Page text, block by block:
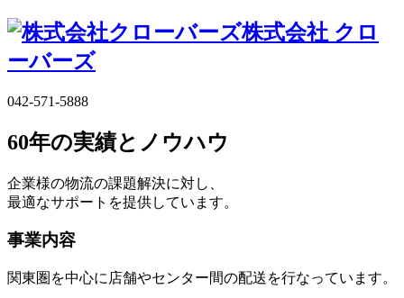
株式会社 クロ
ーバーズ
042-571-5888
60年の実績とノウハウ
企業様の物流の課題解決に対し、
最適なサポートを提供しています。
事業内容
関東圏を中心に店舗やセンター間の配送を行なっています。